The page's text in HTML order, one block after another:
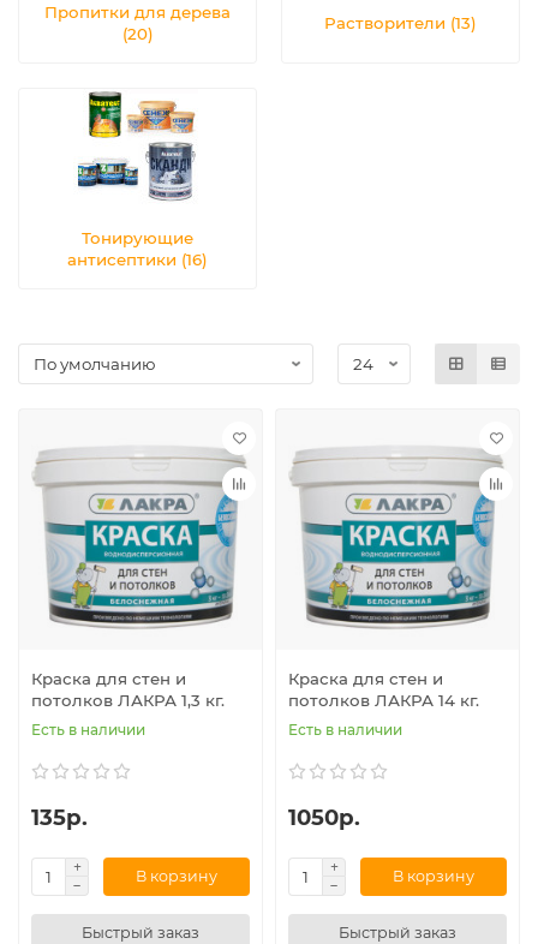
Пропитки для дерева
(20)
Растворители (13)
Тонирующие
антисептики (16)
Краска для стен и
потолков ЛАКРА 1,3 кг.
Есть в наличии
135р.
В корзину
Быстрый заказ
Краска для стен и
потолков ЛАКРА 14 кг.
Есть в наличии
1050р.
В корзину
Быстрый заказ